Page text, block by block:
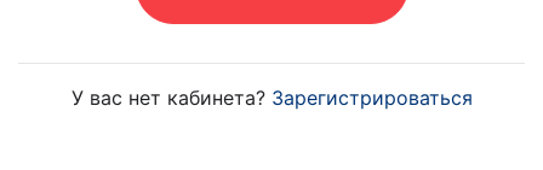
У вас нет кабинета? Зарегистрироваться